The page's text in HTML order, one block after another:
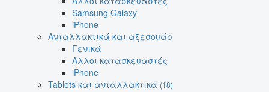
Samsung Galaxy
iPhone
Ανταλλακτικά και αξεσουάρ
Γενικά
Άλλοι κατασκευαστές
iPhone
Tablets και ανταλλακτικά (18)